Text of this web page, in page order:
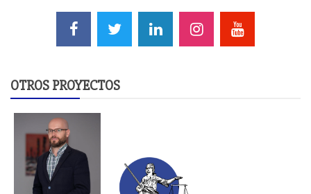
OTROS PROYECTOS